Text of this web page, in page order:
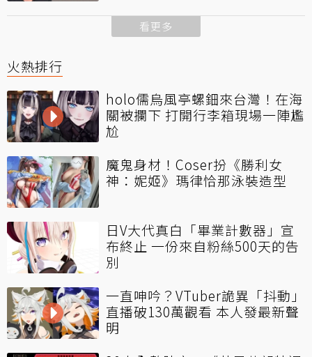
看更多
火熱排行
holo儒烏風亭螺鈿來台灣！在海
關被攔下 打開行李箱現場一陣尷
尬
魔鬼身材！Coser扮《勝利女
神：妮姬》瑪律恰那泳裝造型
日V大代真白「畢業計數器」宣
布終止 一份來自粉絲500天的告
別
一直呻吟？VTuber詭異「抖動」
直播破130萬觀看 本人發最新聲
明